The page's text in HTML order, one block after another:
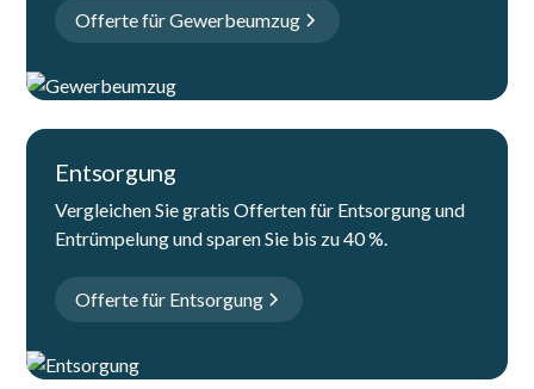
Offerte für Gewerbeumzug
Entsorgung
Vergleichen Sie gratis Offerten für Entsorgung und
Entrümpelung und sparen Sie bis zu 40 %.
Offerte für Entsorgung